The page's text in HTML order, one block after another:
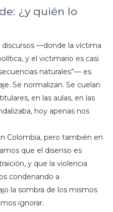
¿y quién lo
—donde la víctima
y el victimario es casi
naturales”— es
Se normalizan. Se cuelan
en las aulas, en las
hoy apenas nos
Colombia, pero también en
que el disenso es
y que la violencia
condenando a
la sombra de los mismos
ignorar.